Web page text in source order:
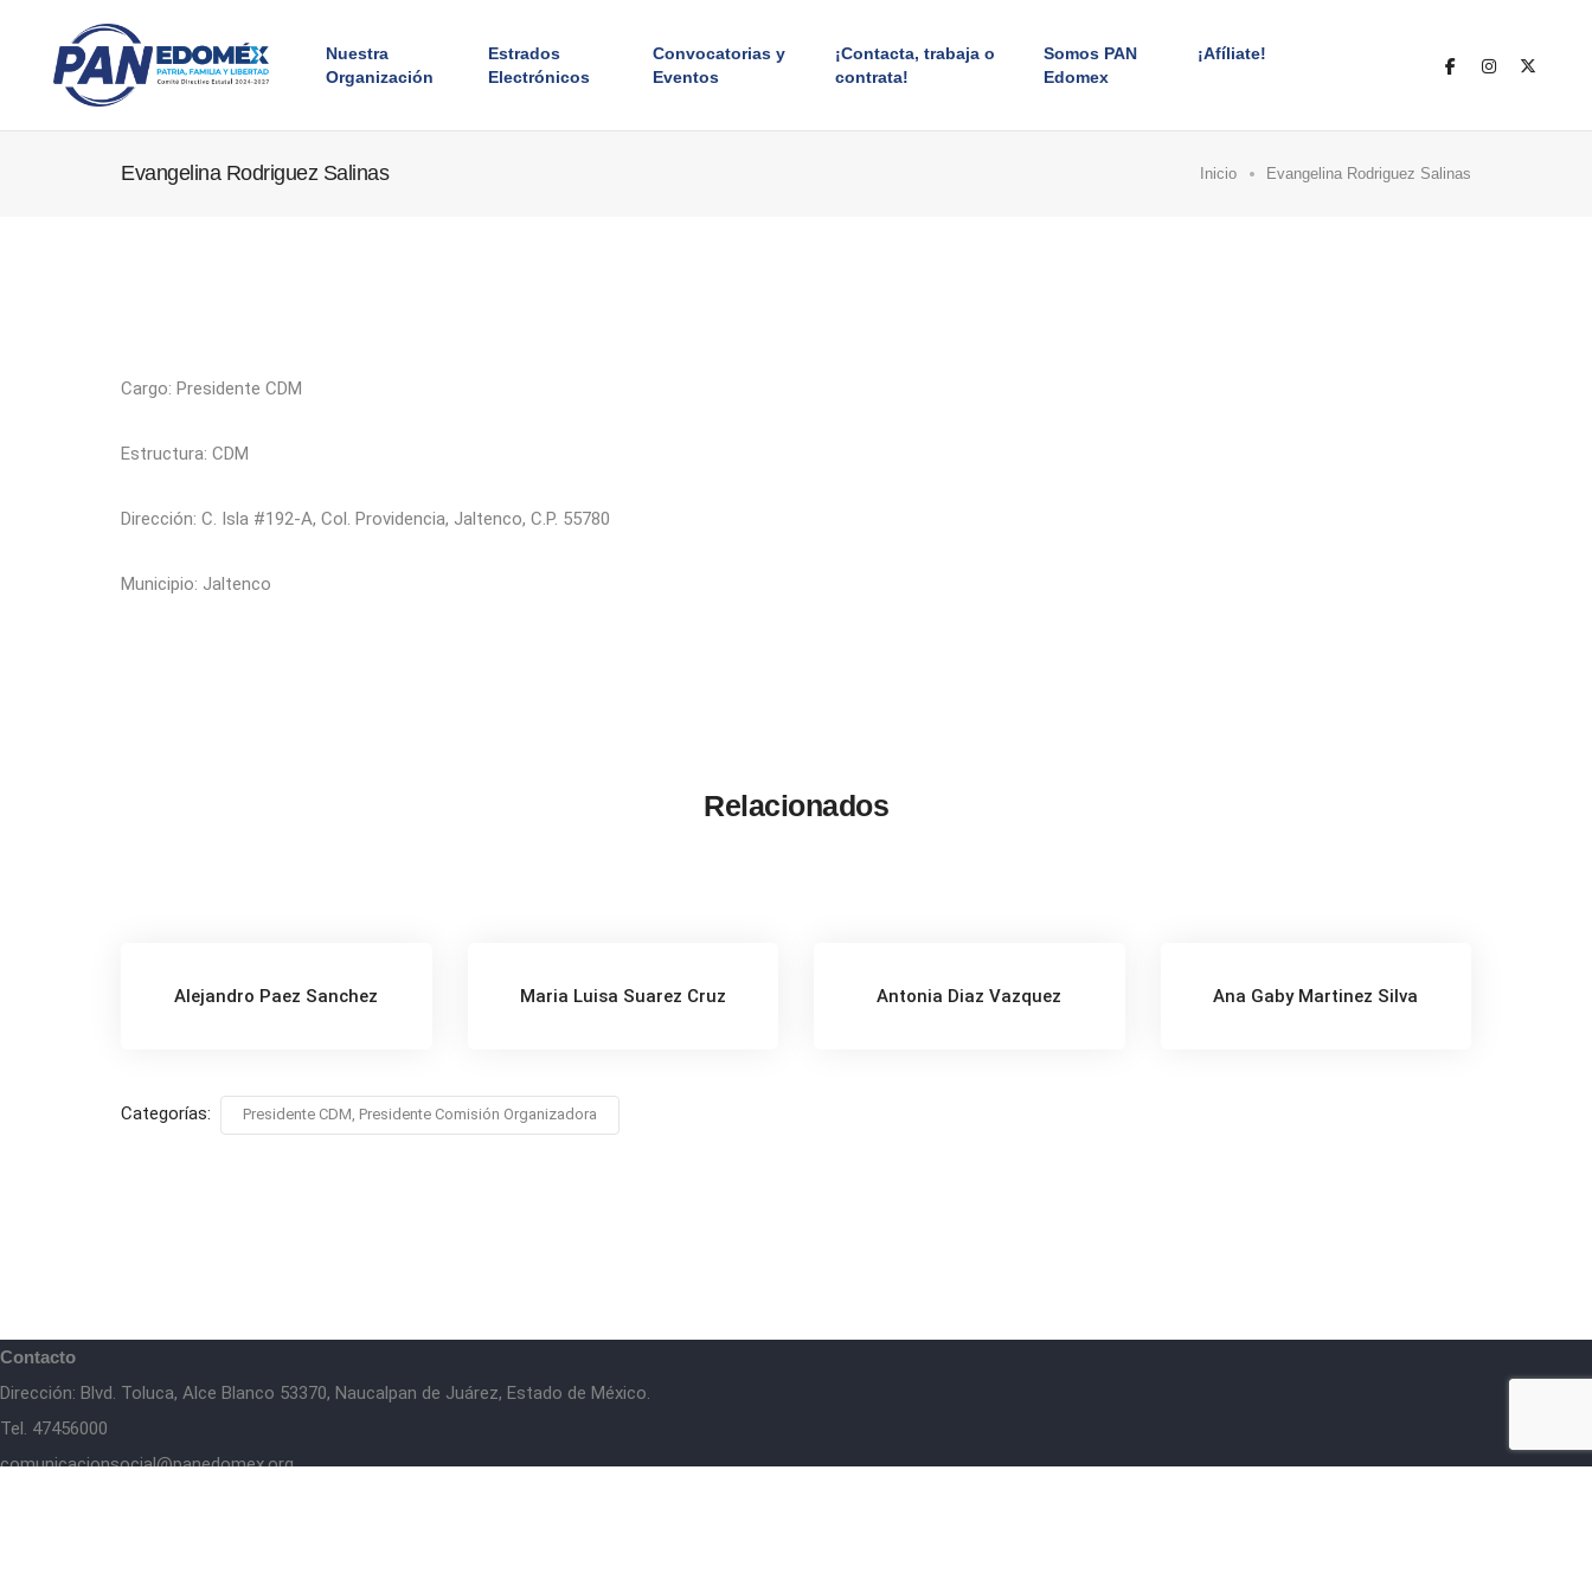
Nuestra
Organización
Estrados
Electrónicos
Convocatorias y
Eventos
¡Contacta, trabaja o
contrata!
Somos PAN
Edomex
¡Afíliate!
Evangelina Rodriguez Salinas Inicio Evangelina Rodriguez Salinas
Cargo: Presidente CDM
Estructura: CDM
Dirección: C. Isla #192-A, Col. Providencia, Jaltenco, C.P. 55780
Municipio: Jaltenco
Relacionados
Alejandro Paez Sanchez Maria Luisa Suarez Cruz Antonia Diaz Vazquez Ana Gaby Martinez Silva
Categorías: Presidente CDM, Presidente Comisión Organizadora
Contacto
Dirección: Blvd. Toluca, Alce Blanco 53370, Naucalpan de Juárez, Estado de México.
Tel. 47456000
comunicacionsocial@panedomex.org